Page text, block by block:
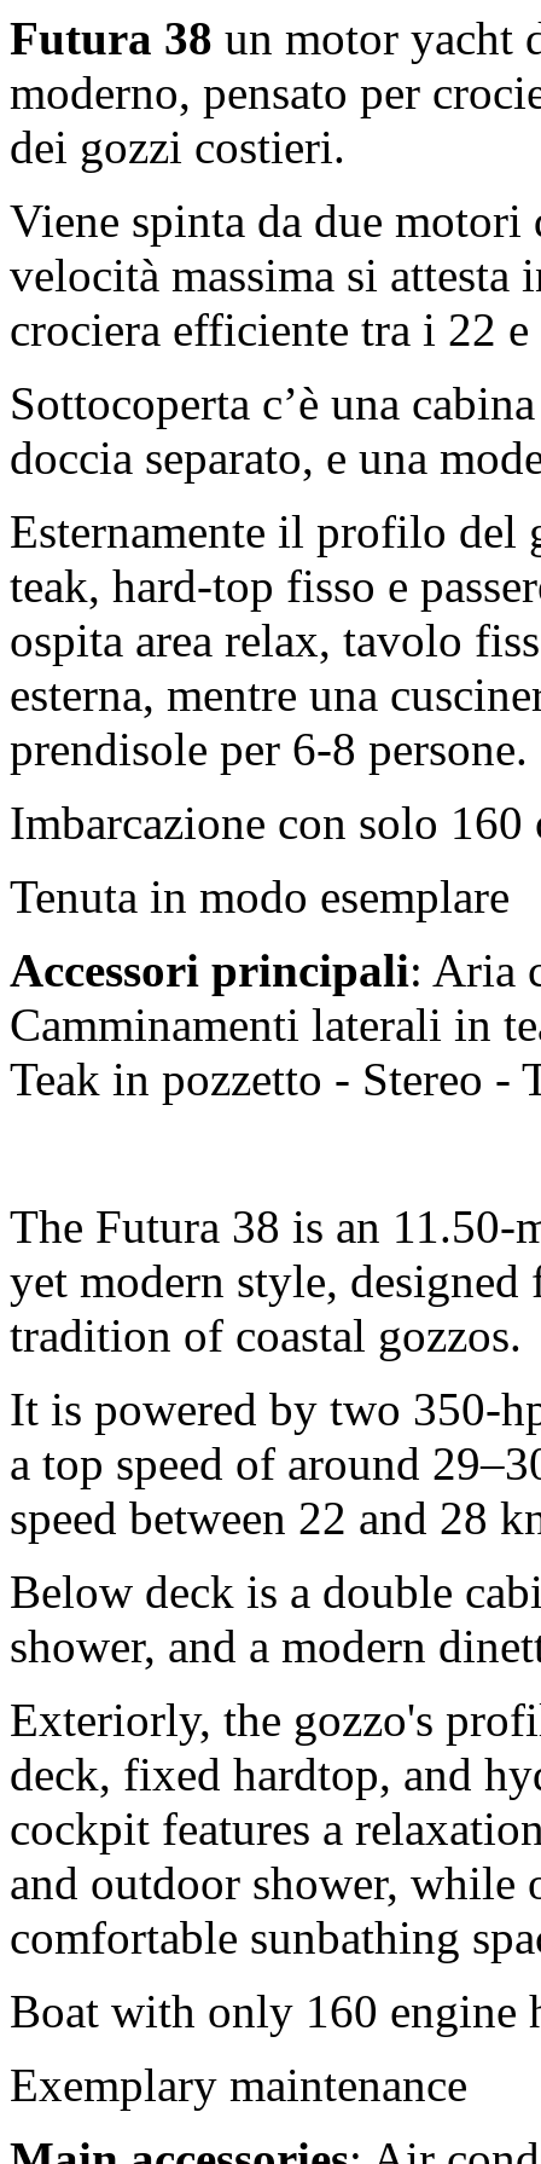
Futura 38 un motor yacht
moderno, pensato per
dei gozzi costieri.
Viene spinta da due
velocità massima si
crociera efficiente tra i 22
Sottocoperta c’è una
doccia separato, e una
Esternamente il profilo del
teak, hard-top fisso e
ospita area relax, tavolo
esterna, mentre una
prendisole per 6‑8 persone.
Imbarcazione con solo
Tenuta in modo esemplare
Accessori principali: Aria
Camminamenti laterali in
Teak in pozzetto - Stereo -
The Futura 38 is an 11.50-
yet modern style,
tradition of coastal gozzos.
It is powered by two 350-
a top speed of around
speed between 22 and 28
Below deck is a double
shower, and a modern
Exteriorly, the gozzo's
deck, fixed hardtop, and
cockpit features a
and outdoor shower, while
comfortable sunbathing
Boat with only 160 engine
Exemplary maintenance